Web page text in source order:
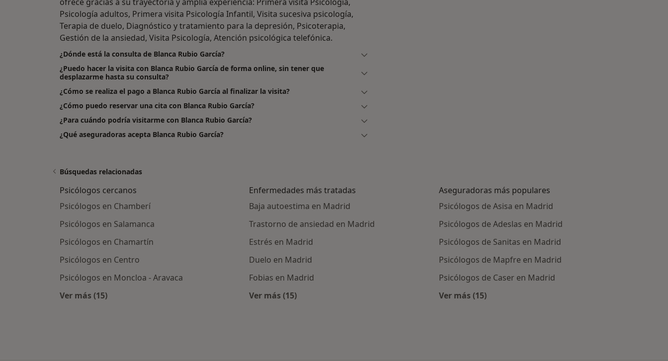
ofrece gracias a su trayectoria y amplia experiencia: Primera visita Psicología,
Psicología adultos, Primera visita Psicología Infantil, Visita sucesiva psicología,
Terapia de duelo, Diagnóstico y tratamiento para la depresión, Psicoterapia,
Gestión de la ansiedad, Visita Psicología, Atención psicológica telefónica.
¿Dónde está la consulta de Blanca Rubio García?
¿Puedo hacer la visita con Blanca Rubio García de forma online, sin tener que
desplazarme hasta su consulta?
¿Cómo se realiza el pago a Blanca Rubio García al finalizar la visita?
¿Cómo puedo reservar una cita con Blanca Rubio García?
¿Para cuándo podría visitarme con Blanca Rubio García?
¿Qué aseguradoras acepta Blanca Rubio García?
Búsquedas relacionadas
Psicólogos cercanos
Psicólogos en Chamberí
Psicólogos en Salamanca
Psicólogos en Chamartín
Psicólogos en Centro
Psicólogos en Moncloa - Aravaca
Ver más (15)
Enfermedades más tratadas
Baja autoestima en Madrid
Trastorno de ansiedad en Madrid
Estrés en Madrid
Duelo en Madrid
Fobias en Madrid
Ver más (15)
Aseguradoras más populares
Psicólogos de Asisa en Madrid
Psicólogos de Adeslas en Madrid
Psicólogos de Sanitas en Madrid
Psicólogos de Mapfre en Madrid
Psicólogos de Caser en Madrid
Ver más (15)